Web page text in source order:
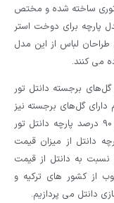
ساخته شده و مختص
پارچه برای دوخت استر
لباس از این مدل
می کنند.
برجسته دانتل تور
دارای گل‌های برجسته نیز
بود. پارچه گیپور گل های برجسته توری ندارد در 90 درصد پارچه دانتل تور
دانتل از میزان قیمت
نسبت به دانتل از قیمت
از کشور های ترکیه و
دانتل می پردازیم.